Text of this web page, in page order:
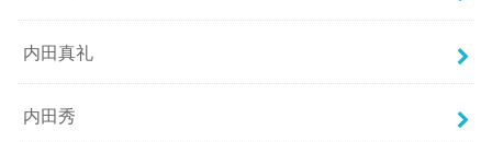
内田真礼
内田秀